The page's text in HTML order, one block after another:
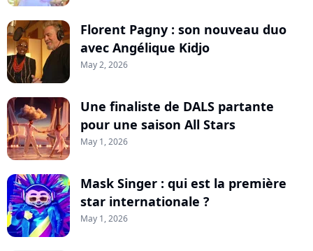
Florent Pagny : son nouveau duo
avec Angélique Kidjo
May 2, 2026
Une finaliste de DALS partante
pour une saison All Stars
May 1, 2026
Mask Singer : qui est la première
star internationale ?
May 1, 2026